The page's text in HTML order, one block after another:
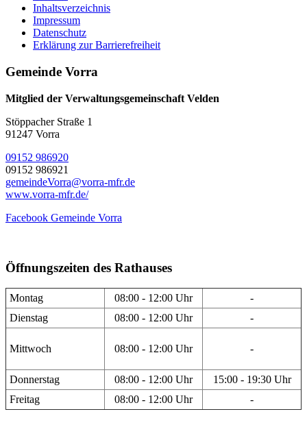
Inhaltsverzeichnis
Impressum
Datenschutz
Erklärung zur Barrierefreiheit
Gemeinde Vorra
Mitglied der Verwaltungsgemeinschaft Velden
Stöppacher Straße 1
91247 Vorra
09152 986920
09152 986921
gemeindeVorra@vorra-mfr.de
www.vorra-mfr.de/
Facebook Gemeinde Vorra
Öffnungszeiten des Rathauses
Montag 08:00 - 12:00 Uhr
-
Dienstag
08:00 - 12:00 Uhr -
Mittwoch 08:00 - 12:00 Uhr -
Donnerstag 08:00 - 12:00 Uhr
15:00 - 19:30 Uhr
Freitag
08:00 - 12:00 Uhr -